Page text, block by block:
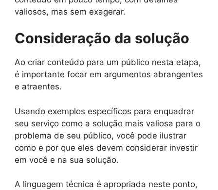
valiosos, mas sem exagerar.
Consideração da solução
Ao criar conteúdo para um público nesta etapa,
é importante focar em argumentos abrangentes
e atraentes.
Usando exemplos específicos para enquadrar
seu serviço como a solução mais valiosa para o
problema de seu público, você pode ilustrar
como e por que eles devem considerar investir
em você e na sua solução.
A linguagem técnica é apropriada neste ponto,